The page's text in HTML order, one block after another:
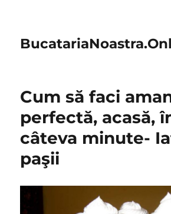
Cum să faci
perfectă, acasă,
câteva minute-
paşii